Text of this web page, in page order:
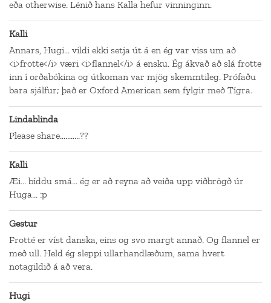
eða otherwise. Lénið hans Kalla hefur vinninginn.
Kalli
Annars, Hugi... vildi ekki setja út á en ég var viss um að
<i>frotte</i> væri <i>flannel</i> á ensku. Ég ákvað að slá frotte
inn í orðabókina og útkoman var mjög skemmtileg. Prófaðu
bara sjálfur; það er Oxford American sem fylgir með Tígra.
Lindablinda
Please share...........??
Kalli
Æi... bíddu smá... ég er að reyna að veiða upp viðbrögð úr
Huga... :p
Gestur
Frotté er víst danska, eins og svo margt annað. Og flannel er
með ull. Held ég sleppi ullarhandlæðum, sama hvert
notagildið á að vera.
Hugi